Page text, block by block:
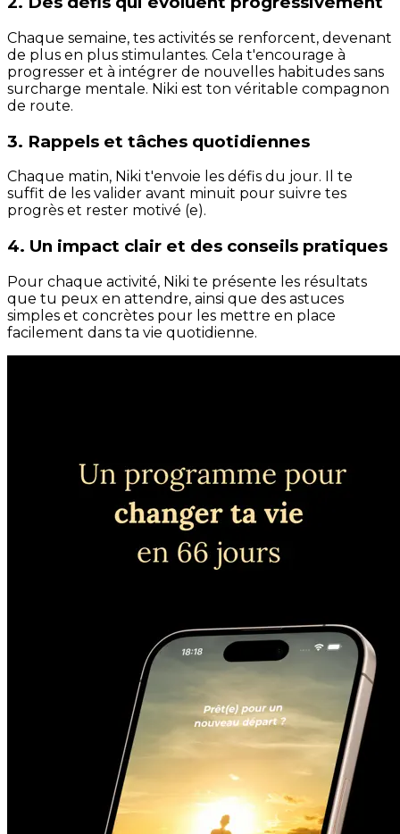
Chaque semaine, tes activités se renforcent, devenant
de plus en plus stimulantes. Cela t'encourage à
progresser et à intégrer de nouvelles habitudes sans
surcharge mentale. Niki est ton véritable compagnon
de route.
3. Rappels et tâches quotidiennes
Chaque matin, Niki t'envoie les défis du jour. Il te
suffit de les valider avant minuit pour suivre tes
progrès et rester motivé (e).
4. Un impact clair et des conseils pratiques
Pour chaque activité, Niki te présente les résultats
que tu peux en attendre, ainsi que des astuces
simples et concrètes pour les mettre en place
facilement dans ta vie quotidienne.